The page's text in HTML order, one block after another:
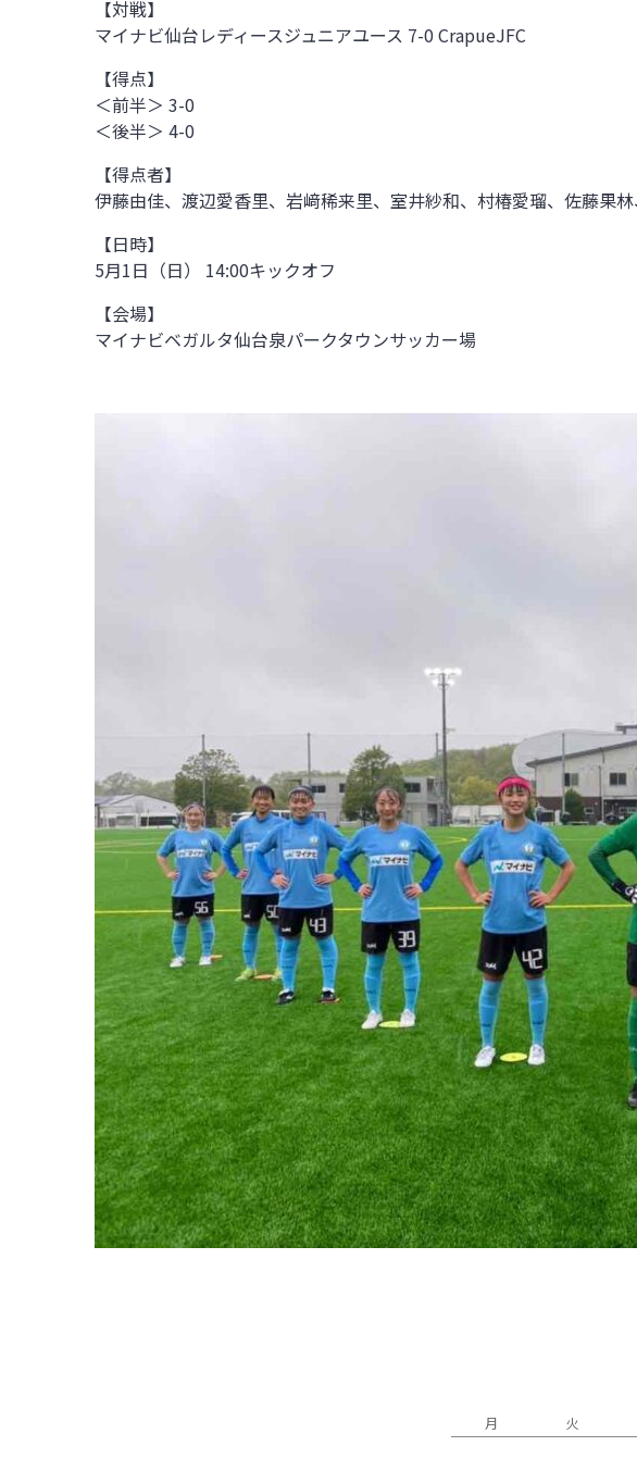
【対戦】
マイナビ仙台レディースジュニアユース 7-0 CrapueJFC
【得点】
＜前半＞ 3-0
＜後半＞ 4-0
【得点者】
伊藤由佳、渡辺愛香里、岩﨑稀来里、室井紗和、村椿愛瑠、佐藤果
【日時】
5月1日（日） 14:00キックオフ
【会場】
マイナビベガルタ仙台泉パークタウンサッカー場
月 火